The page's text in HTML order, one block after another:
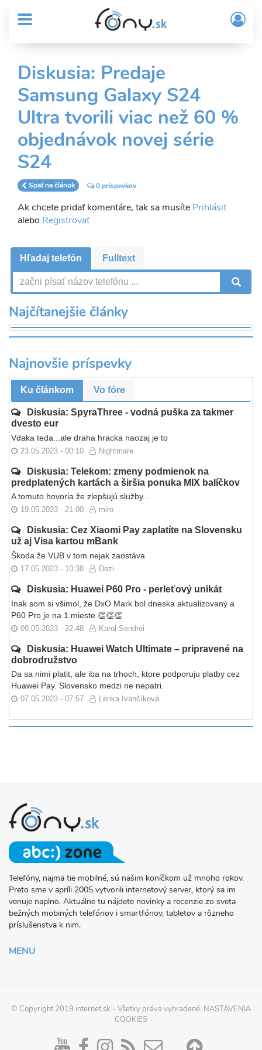
obsah
MENU
Sub
Header
menu
User
account
menu
/
Diskusia: Predaje
Samsung Galaxy S24
Ultra tvorili viac než 60 %
objednávok novej série
S24
Späť na článok 0 príspevkov
Ak chcete pridať komentáre, tak sa musíte Prihlásiť
alebo Registrovať
Hľadaj telefón Fulltext
Najčítanejšie články
Najnovšie príspevky
Ku článkom Vo fóre
Diskusia: SpyraThree - vodná puška za takmer
dvesto eur
Vdaka teda...ale draha hracka naozaj je to
23.05.2023 - 00:10 Nightmare
Diskusia: Telekom: zmeny podmienok na
predplatených kartách a širšia ponuka MIX balíčkov
A tomuto hovoria že zlepšujú služby...
19.05.2023 - 21:00 miro
Diskusia: Cez Xiaomi Pay zaplatíte na Slovensku
už aj Visa kartou mBank
Škoda že VUB v tom nejak zaostáva
17.05.2023 - 10:38 Dezi
Diskusia: Huawei P60 Pro - perleťový unikát
Inak som si všimol, že DxO Mark bol dneska aktualizovaný a
P60 Pro je na 1.mieste 👏👏👏
09.05.2023 - 22:48 Karol Sendrei
Diskusia: Huawei Watch Ultimate – pripravené na
dobrodružstvo
Da sa nimi platit, ale iba na trhoch, ktore podporuju platby cez
Huawei Pay. Slovensko medzi ne nepatri.
07.05.2023 - 07:57 Lenka Ivančíková
O
PROJEKTE
FONY.SK
Telefóny, najmä tie mobilné, sú našim koníčkom už mnoho rokov.
Preto sme v apríli 2005 vytvorili internetový server, ktorý sa im
venuje naplno. Aktuálne tu nájdete novinky a recenzie zo sveta
bežných mobiných telefónov i smartfónov, tabletov a rôzneho
príslušenstva k nim.
MENU
© Copyright 2019 internet.sk - Všetky práva vyhradené. NASTAVENIA
COOKIES